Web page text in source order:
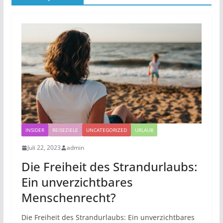
INSIDER REISEZIELE UNCATEGORIZED URLAUB
Juli 22, 2023 admin
Die Freiheit des Strandurlaubs:
Ein unverzichtbares
Menschenrecht?
Die Freiheit des Strandurlaubs: Ein unverzichtbares